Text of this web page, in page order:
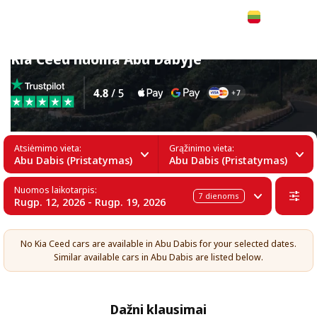
Kia Ceed nuoma Abu Dabyje
Atsiėmimo vieta:
Abu Dabis (Pristatymas)
Grąžinimo vieta:
Abu Dabis (Pristatymas)
Nuomos laikotarpis:
Rugp. 12, 2026 - Rugp. 19, 2026 7 dienoms
No Kia Ceed cars are available in Abu Dabis for your selected dates.
Similar available cars in Abu Dabis are listed below.
Dažni klausimai